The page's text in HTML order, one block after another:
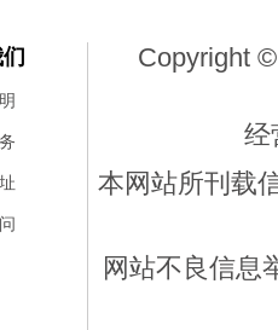
Copyright
经
本网站所刊载
网站不良信息